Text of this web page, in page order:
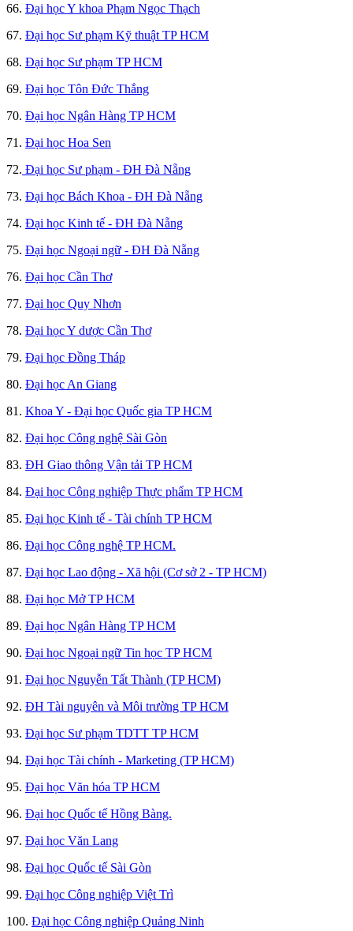
66. Đại học Y khoa Phạm Ngọc Thạch
67. Đại học Sư phạm Kỹ thuật TP HCM
68. Đại học Sư phạm TP HCM
69. Đại học Tôn Đức Thắng
70. Đại học Ngân Hàng TP HCM
71. Đại học Hoa Sen
72. Đại học Sư phạm - ĐH Đà Nẵng
73. Đại học Bách Khoa - ĐH Đà Nẵng
74. Đại học Kinh tế - ĐH Đà Nẵng
75. Đại học Ngoại ngữ - ĐH Đà Nẵng
76. Đại học Cần Thơ
77. Đại học Quy Nhơn
78. Đại học Y dược Cần Thơ
79. Đại học Đồng Tháp
80. Đại học An Giang
81. Khoa Y - Đại học Quốc gia TP HCM
82. Đại học Công nghệ Sài Gòn
83. ĐH Giao thông Vận tải TP HCM
84. Đại học Công nghiệp Thực phẩm TP HCM
85. Đại học Kinh tế - Tài chính TP HCM
86. Đại học Công nghệ TP HCM.
87. Đại học Lao động - Xã hội (Cơ sở 2 - TP HCM)
88. Đại học Mở TP HCM
89. Đại học Ngân Hàng TP HCM
90. Đại học Ngoại ngữ Tin học TP HCM
91. Đại học Nguyễn Tất Thành (TP HCM)
92. ĐH Tài nguyên và Môi trường TP HCM
93. Đại học Sư phạm TDTT TP HCM
94. Đại học Tài chính - Marketing (TP HCM)
95. Đại học Văn hóa TP HCM
96. Đại học Quốc tế Hồng Bàng.
97. Đại học Văn Lang
98. Đại học Quốc tế Sài Gòn
99. Đại học Công nghiệp Việt Trì
100. Đại học Công nghiệp Quảng Ninh